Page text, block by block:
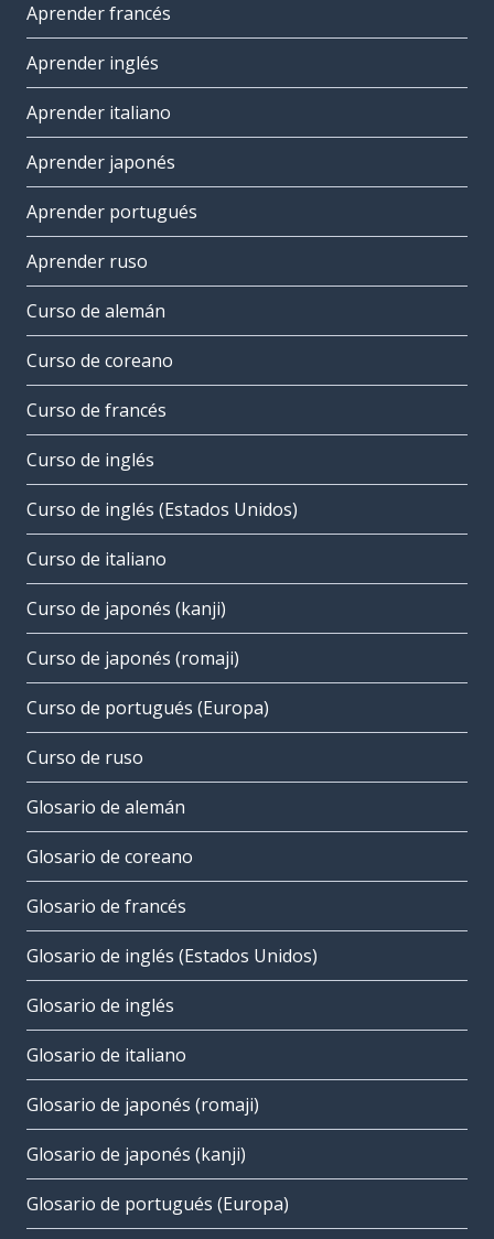
Aprender francés
Aprender inglés
Aprender italiano
Aprender japonés
Aprender portugués
Aprender ruso
Curso de alemán
Curso de coreano
Curso de francés
Curso de inglés
Curso de inglés (Estados Unidos)
Curso de italiano
Curso de japonés (kanji)
Curso de japonés (romaji)
Curso de portugués (Europa)
Curso de ruso
Glosario de alemán
Glosario de coreano
Glosario de francés
Glosario de inglés (Estados Unidos)
Glosario de inglés
Glosario de italiano
Glosario de japonés (romaji)
Glosario de japonés (kanji)
Glosario de portugués (Europa)